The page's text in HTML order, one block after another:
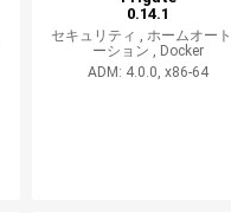
0.14.1
セキュリティ , ホームオー
ーション , Docker
ADM: 4.0.0, x86-64